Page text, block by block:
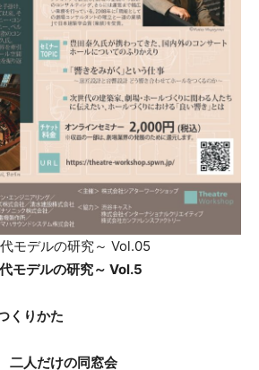
モデルの研究～ Vol.05
モデルの研究～ Vol.5
くりかた
二人だけの同窓会